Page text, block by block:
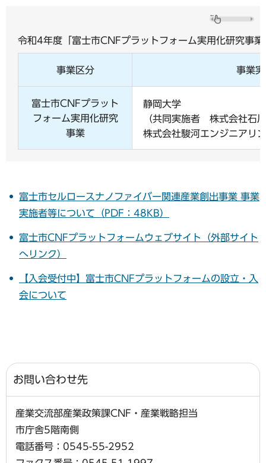
令和4年度「富士市CNFプラットフォーム実用化研究事
事業区分 事業
富士市CNFプラット
フォーム実用化研究
事業
静岡大学
（共同実施者 株式会社石
株式会社駿河エンジニアリ
富士市セルロースナノファイバー関連産業創出事業 事業
実施者等について（PDF：48KB）
富士市CNFプラットフォームウェブサイト（外部サイト
へリンク）
【入会受付中】富士市CNFプラットフォームの設立・入
会について
お問い合わせ先
産業交流部産業政策課CNF・産業戦略担当
市庁舎5階南側
電話番号：0545-55-2952